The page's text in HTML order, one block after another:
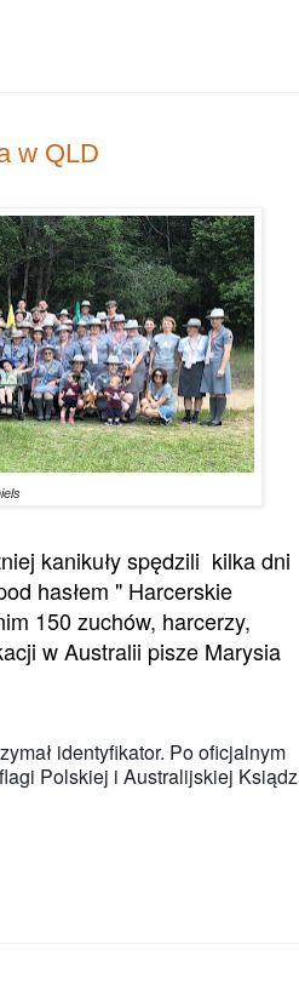
w QLD
kanikuły spędzili kilka dni
hasłem " Harcerskie
150 zuchów, harcerzy,
w Australii pisze Marysia
identyfikator. Po oficjalnym
Polskiej i Australijskiej Ksiądz